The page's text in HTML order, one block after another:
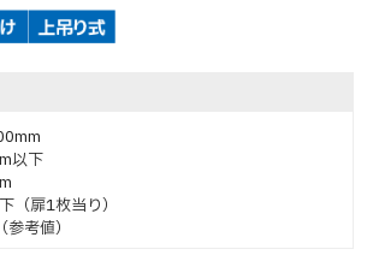
以下
扉1枚当り）
考値）